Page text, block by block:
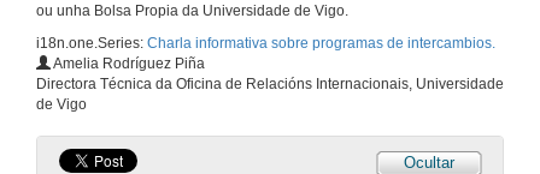
ou unha Bolsa Propia da Universidade de Vigo.
i18n.one.Series: Charla informativa sobre programas de intercambios.
Amelia Rodríguez Piña
Directora Técnica da Oficina de Relacións Internacionais, Universidade
de Vigo
Ocultar